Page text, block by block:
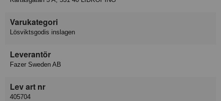
Varukategori
Lösviktsgodis inslagen
Leverantör
Fazer Sweden AB
Lev art nr
405704